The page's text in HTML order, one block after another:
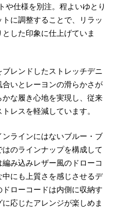
や仕様を別注。程よいゆとり
に調整することで、リラッ
した印象に仕上げていま
レンドしたストレッチデニ
いとレーヨンの滑らかさが
な履き心地を実現し、従来
レスを軽減しています。
ラインにはないブルー・ブ
のラインナップを構成して
み込みレザー風のドローコ
にも上質さを感じさせるデ
ローコードは内側に収納す
応じたアレンジが楽しめま